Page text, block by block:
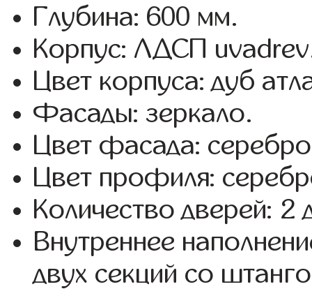
Глубина: 600 мм.
Корпус: ЛДСП
Цвет корпуса: дуб
Фасады: зеркало.
Цвет фасада:
Цвет профиля:
Количество дверей: 2
Внутреннее
двух секций со